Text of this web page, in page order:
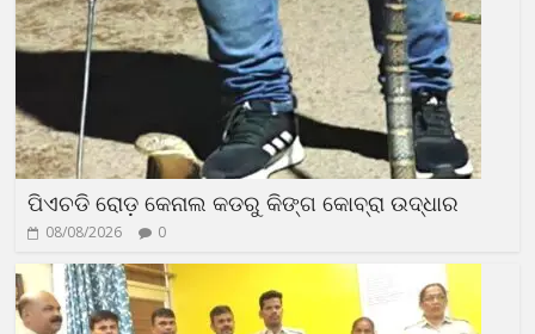
ପିଏଚଡି ରୋଡ଼ କେନାଲ କଡରୁ କିଙ୍ଗ କୋବ୍ରା ଉଦ୍ଧାର
08/08/2026 0